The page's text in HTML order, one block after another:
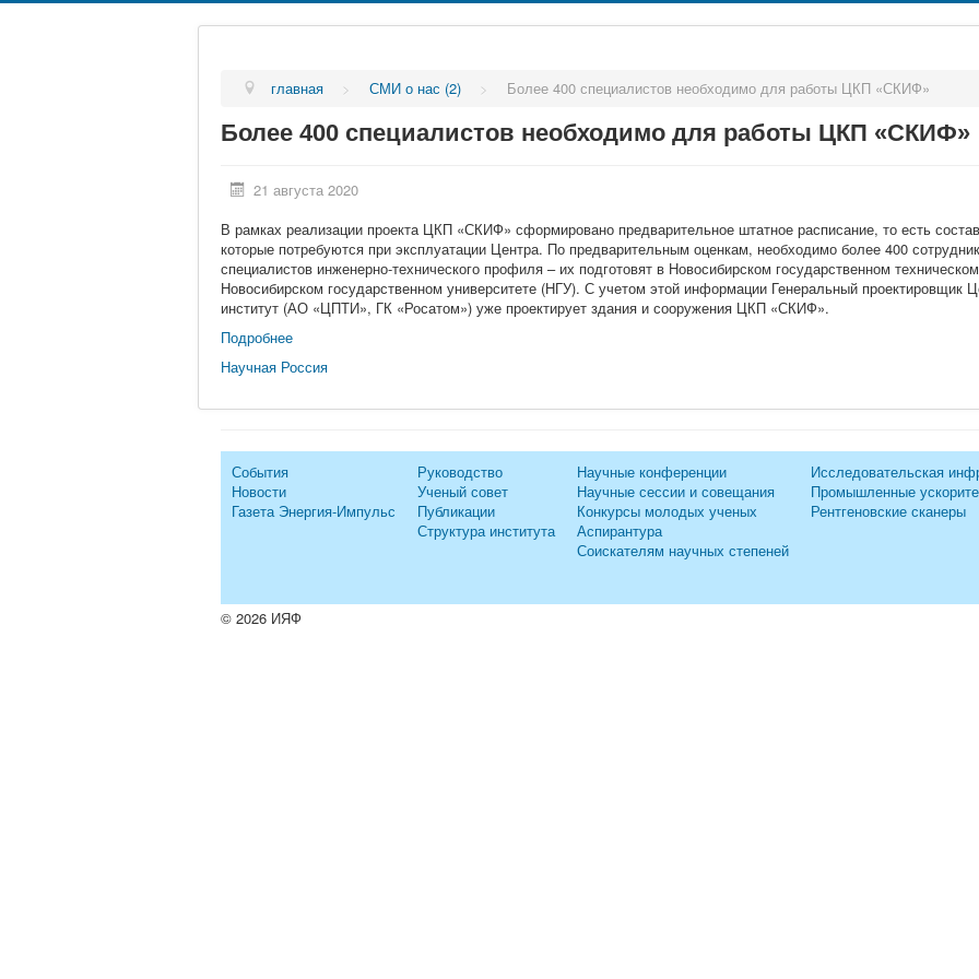
главная > СМИ о нас (2) > Более 400 специалистов необходимо для работы ЦКП «СКИФ»
Более 400 специалистов необходимо для работы ЦКП «СКИФ»
21 августа 2020
В рамках реализации проекта ЦКП «СКИФ» сформировано предварительное штатное расписание, то есть
которые потребуются при эксплуатации Центра. По предварительным оценкам, необходимо более 400
специалистов инженерно-технического профиля – их подготовят в Новосибирском государственном
Новосибирском государственном университете (НГУ). С учетом этой информации Генеральный проектировщик
институт (АО «ЦПТИ», ГК «Росатом») уже проектирует здания и сооружения ЦКП «СКИФ».
Подробнее
Научная Россия
События
Новости
Газета Энергия-Импульс
Руководство
Ученый совет
Публикации
Структура института
Научные конференции
Научные сессии и совещания
Конкурсы молодых ученых
Аспирантура
Соискателям научных степеней
Исследовательская
Промышленные
Рентгеновские сканеры
© 2026 ИЯФ